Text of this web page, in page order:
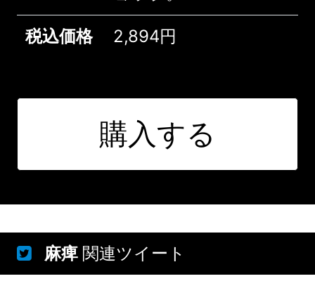
税込価格 2,894円
購入する
麻痺 関連ツイート